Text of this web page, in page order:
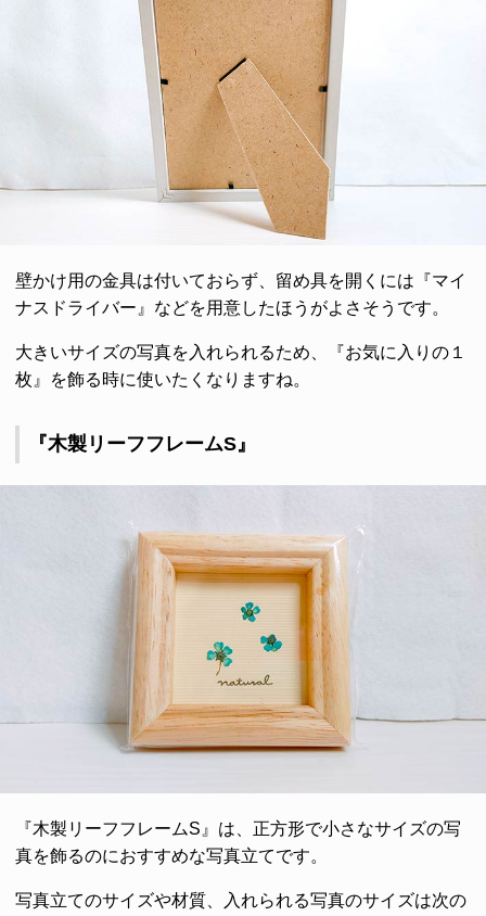
壁かけ用の金具は付いておらず、留め具を開くには『マイ
ナスドライバー』などを用意したほうがよさそうです。
大きいサイズの写真を入れられるため、『お気に入りの１
枚』を飾る時に使いたくなりますね。
『木製リーフフレームS』
『木製リーフフレームS』は、正方形で小さなサイズの写
真を飾るのにおすすめな写真立てです。
写真立てのサイズや材質、入れられる写真のサイズは次の